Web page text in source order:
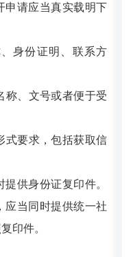
申请应当真实载明下
身份证明、联系方
称、文号或者便于受
式要求，包括获取信
供身份证复印件。
应当同时提供统一社
印件。